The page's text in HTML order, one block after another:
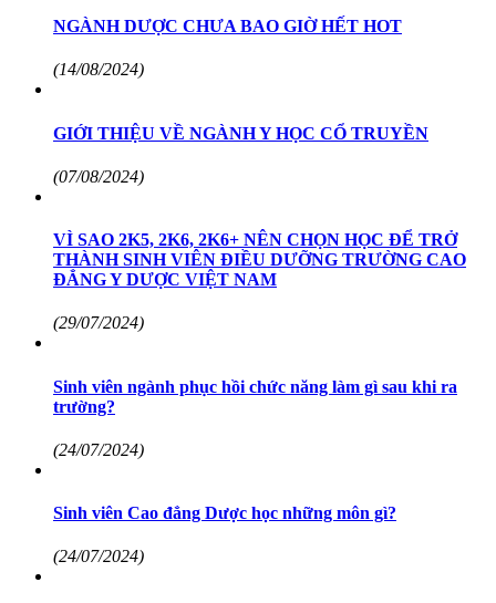
NGÀNH DƯỢC CHƯA BAO GIỜ HẾT HOT
(14/08/2024)
GIỚI THIỆU VỀ NGÀNH Y HỌC CỔ TRUYỀN
(07/08/2024)
VÌ SAO 2K5, 2K6, 2K6+ NÊN CHỌN HỌC ĐỂ TRỞ
THÀNH SINH VIÊN ĐIỀU DƯỠNG TRƯỜNG CAO
ĐẲNG Y DƯỢC VIỆT NAM
(29/07/2024)
Sinh viên ngành phục hồi chức năng làm gì sau khi ra
trường?
(24/07/2024)
Sinh viên Cao đẳng Dược học những môn gì?
(24/07/2024)